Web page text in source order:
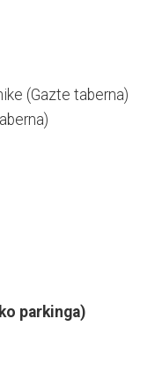
(Gazte taberna)
parkinga)